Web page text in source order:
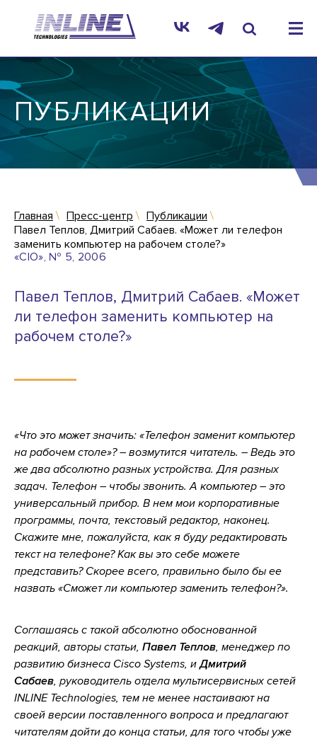
ПУБЛИКАЦИИ
Главная Пресс-центр
Публикации
Павел Теплов, Дмитрий Сабаев. «Может ли телефон
заменить компьютер на рабочем столе?»
«CIO», № 5, 2006
Павел Теплов, Дмитрий Сабаев. «Может
ли телефон заменить компьютер на
рабочем столе?»
«Что это может значить: «Телефон заменит компьютер
на рабочем столе»? – возмутится читатель. – Ведь это
же два абсолютно разных устройства. Для разных
задач. Телефон – чтобы звонить. А компьютер – это
универсальный прибор. В нем мои корпоративные
программы, почта, текстовый редактор, наконец.
Скажите мне, пожалуйста, как я буду редактировать
текст на телефоне? Как вы это себе можете
представить? Скорее всего, правильно было бы ее
назвать «Сможет ли компьютер заменить телефон?».
Соглашаясь с такой абсолютно обоснованной
реакций, авторы статьи, Павел Теплов, менеджер по
развитию бизнеса Cisco Systems, иДмитрий
Сабаев, руководитель отдела мультисервисных сетей
INLINE Technologies, тем не менее настаивают на
своей версии поставленного вопроса и предлагают
читателям дойти до конца статьи, для того чтобы уже